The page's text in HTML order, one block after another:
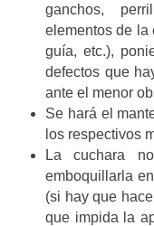
ganchos,
elementos de la
guía, etc.),
defectos que
ante el menor
Se hará el
los respectivos
La cuchara
emboquillarla
(si hay que
que impida la